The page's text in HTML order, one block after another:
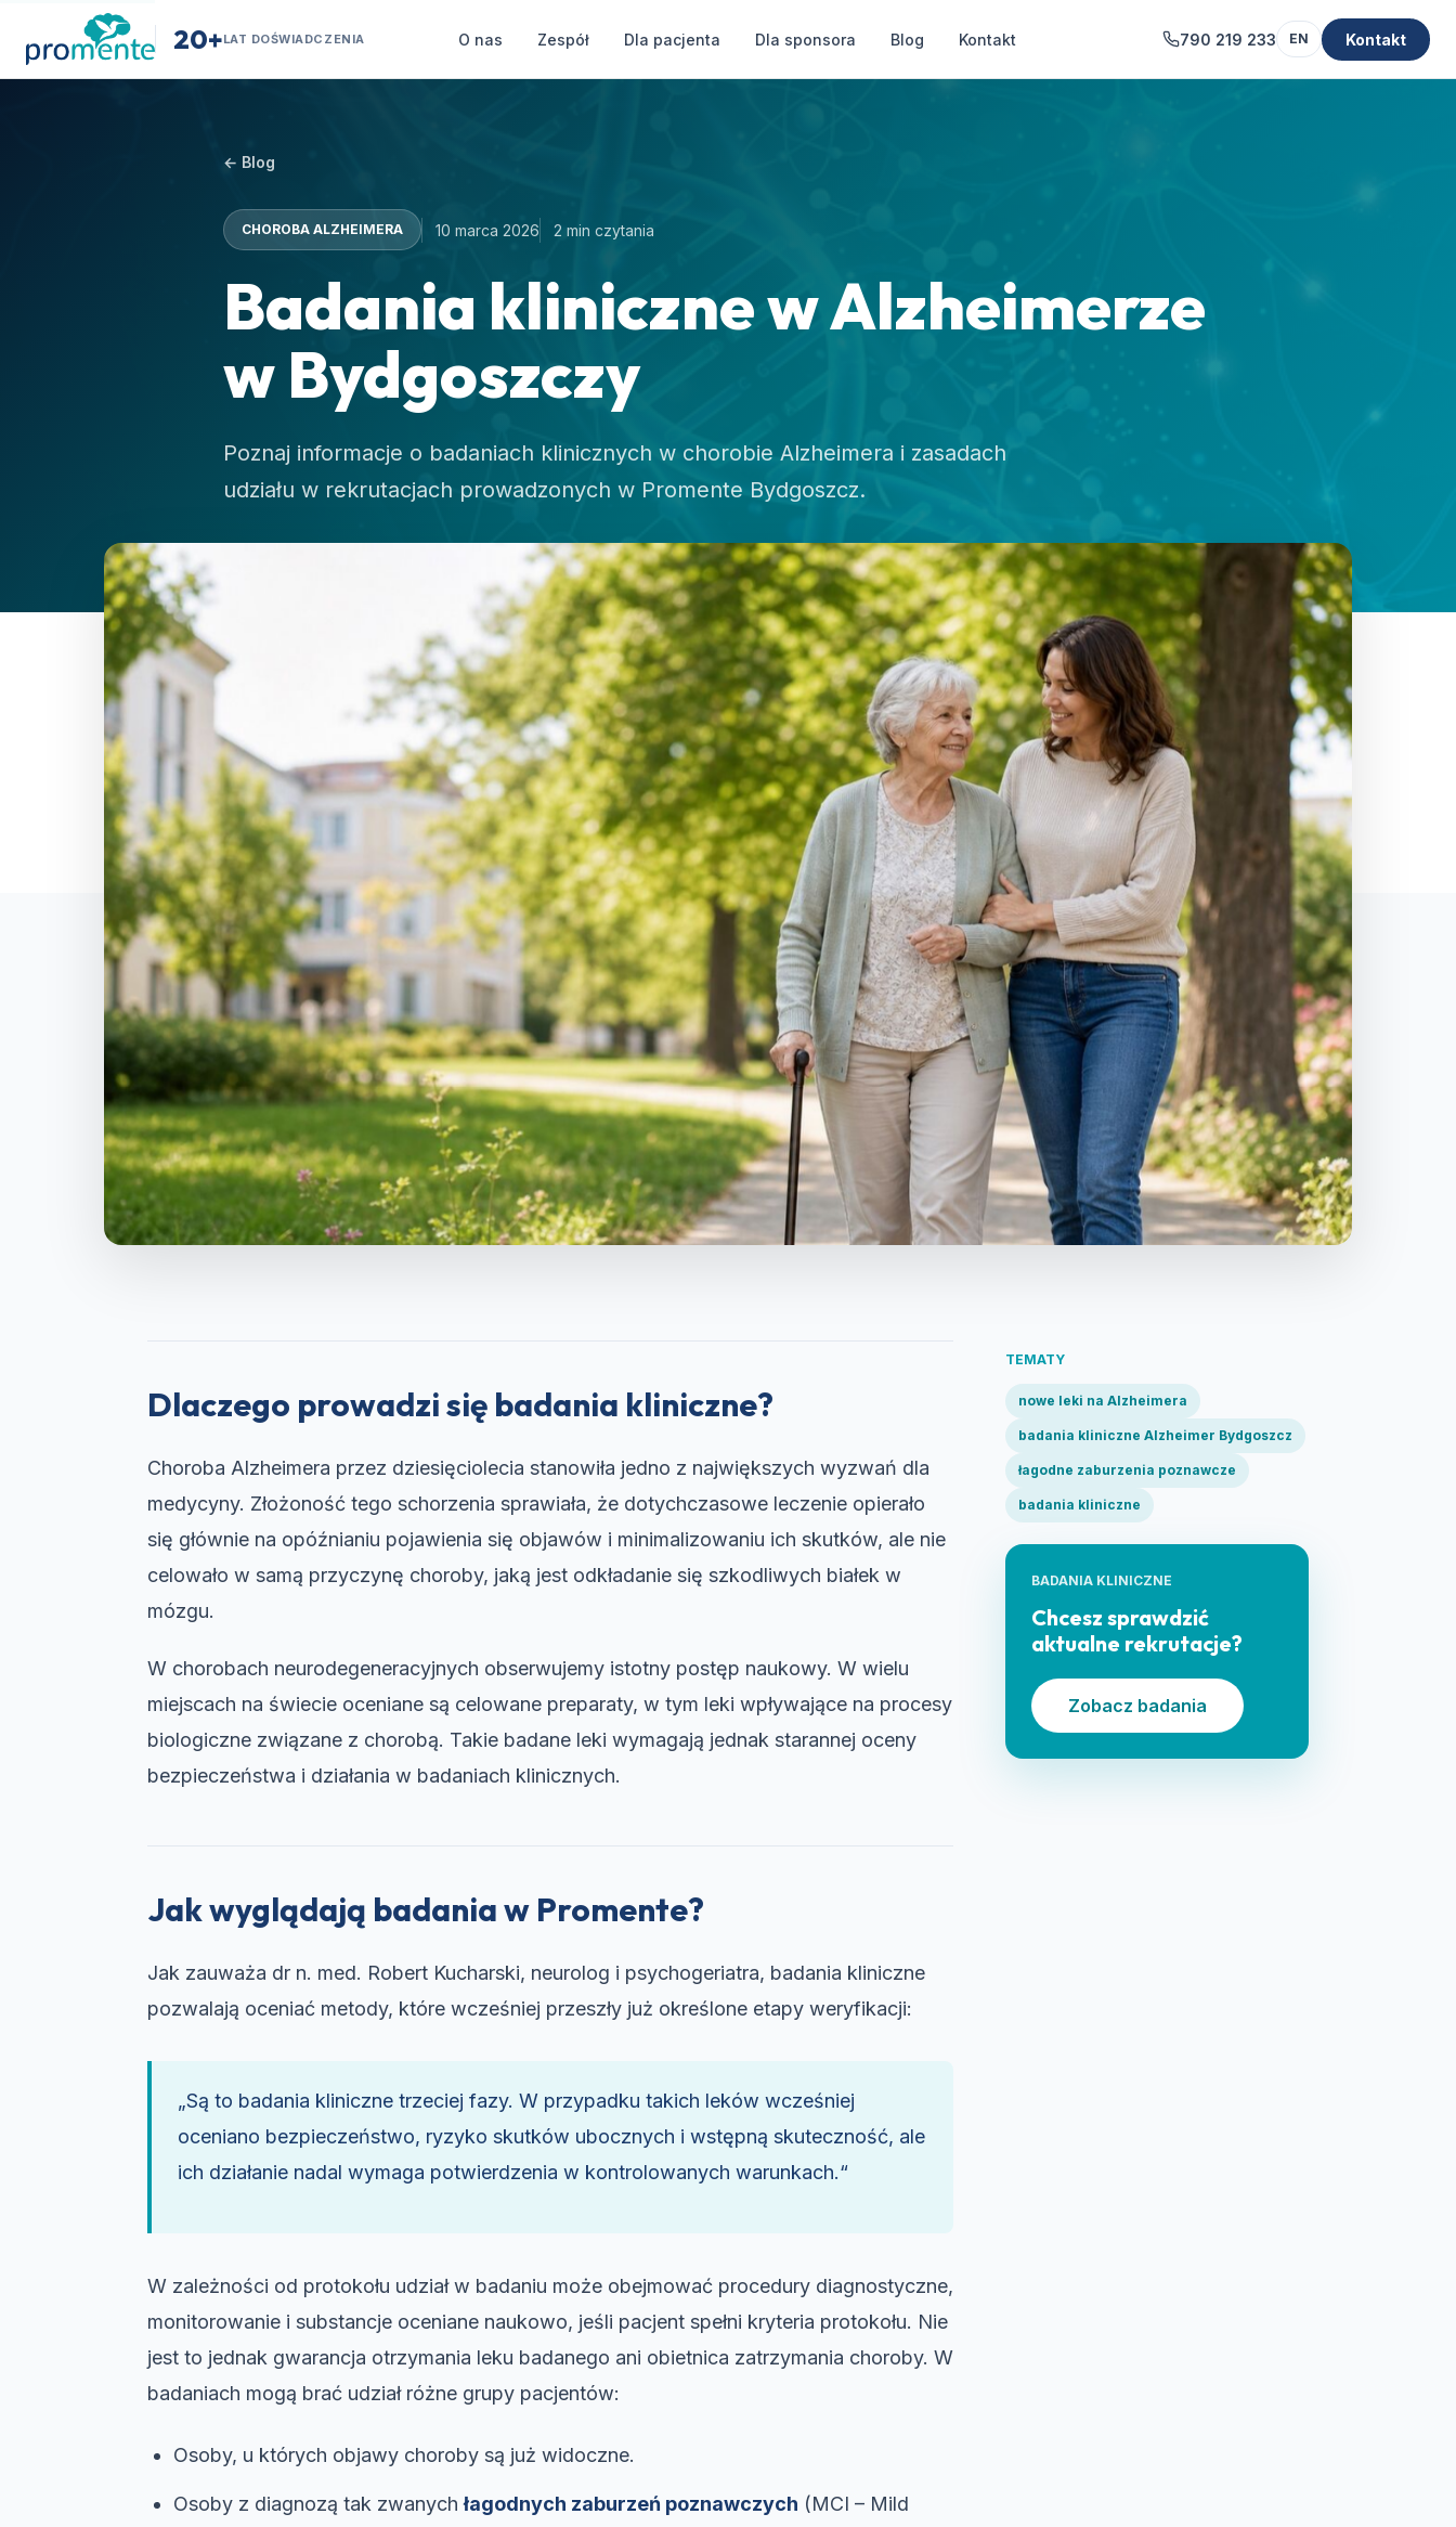
20+LAT DOŚWIADCZENIA O nas Zespół Dla pacjenta Dla sponsora Blog Kontakt 790 219 233 EN Kontakt
← Blog
CHOROBA ALZHEIMERA 10 marca 2026 2 min czytania
Badania kliniczne w Alzheimerze
w Bydgoszczy
Poznaj informacje o badaniach klinicznych w chorobie Alzheimera i zasadach
udziału w rekrutacjach prowadzonych w Promente Bydgoszcz.
Dlaczego prowadzi się badania kliniczne?
Choroba Alzheimera przez dziesięciolecia stanowiła jedno z największych wyzwań dla
medycyny. Złożoność tego schorzenia sprawiała, że dotychczasowe leczenie opierało
się głównie na opóźnianiu pojawienia się objawów i minimalizowaniu ich skutków, ale nie
celowało w samą przyczynę choroby, jaką jest odkładanie się szkodliwych białek w
mózgu.
W chorobach neurodegeneracyjnych obserwujemy istotny postęp naukowy. W wielu
miejscach na świecie oceniane są celowane preparaty, w tym leki wpływające na procesy
biologiczne związane z chorobą. Takie badane leki wymagają jednak starannej oceny
bezpieczeństwa i działania w badaniach klinicznych.
Jak wyglądają badania w Promente?
Jak zauważa dr n. med. Robert Kucharski, neurolog i psychogeriatra, badania kliniczne
pozwalają oceniać metody, które wcześniej przeszły już określone etapy weryfikacji:
„Są to badania kliniczne trzeciej fazy. W przypadku takich leków wcześniej
oceniano bezpieczeństwo, ryzyko skutków ubocznych i wstępną skuteczność, ale
ich działanie nadal wymaga potwierdzenia w kontrolowanych warunkach.“
W zależności od protokołu udział w badaniu może obejmować procedury diagnostyczne,
monitorowanie i substancje oceniane naukowo, jeśli pacjent spełni kryteria protokołu. Nie
jest to jednak gwarancja otrzymania leku badanego ani obietnica zatrzymania choroby. W
badaniach mogą brać udział różne grupy pacjentów:
Osoby, u których objawy choroby są już widoczne.
Osoby z diagnozą tak zwanychłagodnych zaburzeń poznawczych (MCI – Mild
TEMATY
nowe leki na Alzheimera
badania kliniczne Alzheimer Bydgoszcz
łagodne zaburzenia poznawcze
badania kliniczne
BADANIA KLINICZNE
Chcesz sprawdzić
aktualne rekrutacje?
Zobacz badania